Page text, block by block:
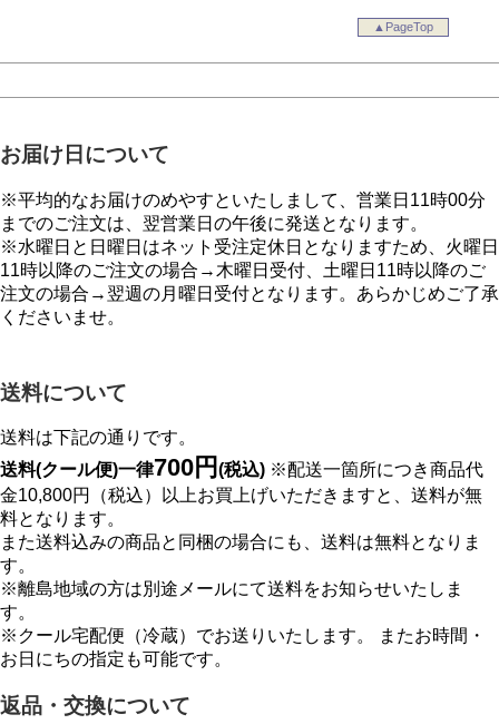
▲PageTop
お届け日について
※平均的なお届けのめやすといたしまして、営業日11時00分
までのご注文は、翌営業日の午後に発送となります。
※水曜日と日曜日はネット受注定休日となりますため、火曜日
11時以降のご注文の場合→木曜日受付、土曜日11時以降のご
注文の場合→翌週の月曜日受付となります。あらかじめご了承
くださいませ。
送料について
送料は下記の通りです。
送料(クール便)一律700円 (税込) ※配送一箇所につき商品代
金10,800円（税込）以上お買上げいただきますと、送料が無
料となります。
また送料込みの商品と同梱の場合にも、送料は無料となりま
す。
※離島地域の方は別途メールにて送料をお知らせいたしま
す。
※クール宅配便（冷蔵）でお送りいたします。 またお時間・
お日にちの指定も可能です。
返品・交換について